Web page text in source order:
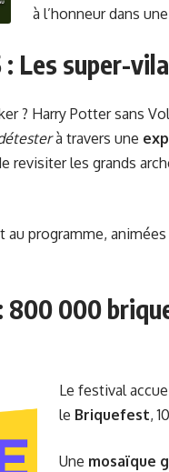
à l’honneur dans une
Les super-
? Harry Potter sans
à travers une
revisiter les grands
au programme,
000
Le festival
le Briquefest,
Une mosaïque